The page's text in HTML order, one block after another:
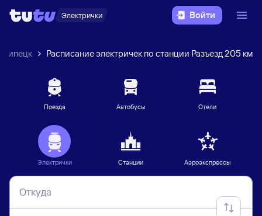
Электрички Войти
Липецк Расписание электричек по станции Разъезд 205 км
Поезда Автобусы Отели
Электрички Станции Аэроэкспрессы
Откуда